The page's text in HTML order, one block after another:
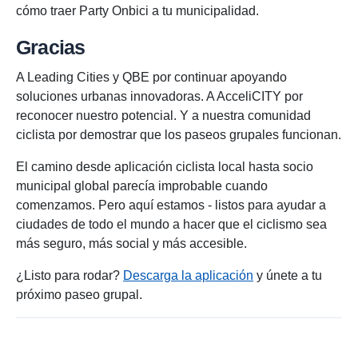
cómo traer Party Onbici a tu municipalidad.
Gracias
A Leading Cities y QBE por continuar apoyando
soluciones urbanas innovadoras. A AcceliCITY por
reconocer nuestro potencial. Y a nuestra comunidad
ciclista por demostrar que los paseos grupales funcionan.
El camino desde aplicación ciclista local hasta socio
municipal global parecía improbable cuando
comenzamos. Pero aquí estamos - listos para ayudar a
ciudades de todo el mundo a hacer que el ciclismo sea
más seguro, más social y más accesible.
¿Listo para rodar? Descarga la aplicación y únete a tu
próximo paseo grupal.